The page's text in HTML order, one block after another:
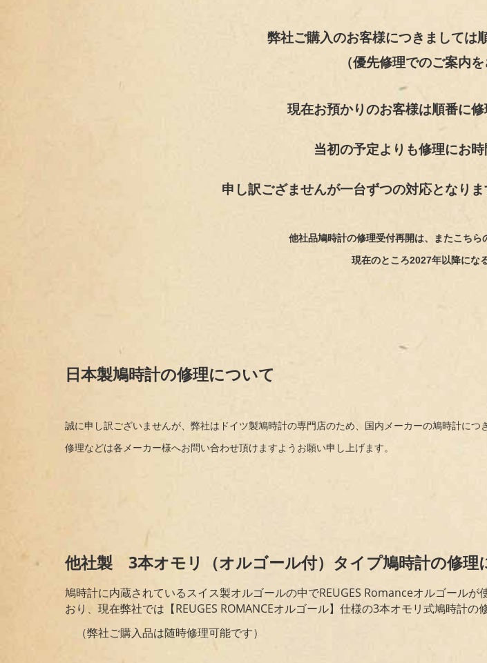
弊社ご購入のお客様につきましては
（優先修理でのご案内
現在お預かりのお客様は順番に修
当初の予定よりも修理にお
申し訳ござませんが一台ずつの対応となり
他社品鳩時計の修理受付再開は、またこち
現在のところ2027年以降にな
日本製鳩時計の修理について
誠に申し訳ございませんが、弊社はドイツ製鳩時計の専門店のため、国内メーカーの鳩時計につ
修理などは各メーカー様へお問い合わせ頂けますようお願い申し上げます。
他社製 3本オモリ（オルゴール付）タイプ鳩時計の修理
鳩時計に内蔵されているスイス製オルゴールの中でREUGES Romanceオルゴール
おり、現在弊社では【REUGES ROMANCEオルゴール】仕様の3本オモリ式鳩時計の
（弊社ご購入品は随時修理可能です）